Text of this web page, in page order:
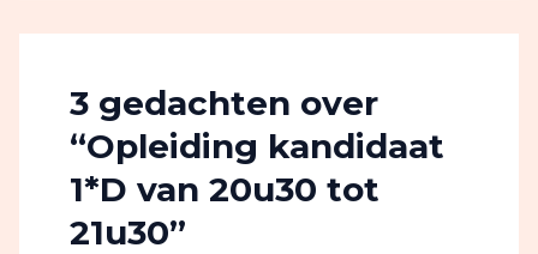
3 gedachten over
“Opleiding kandidaat
1*D van 20u30 tot
21u30”